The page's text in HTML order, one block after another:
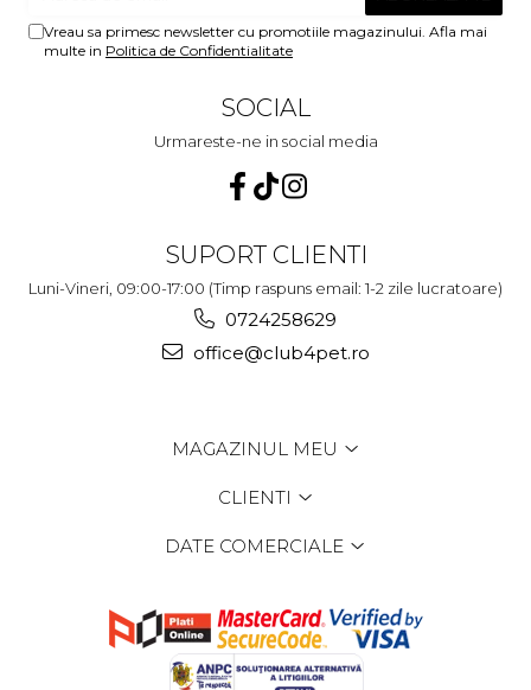
Vreau sa primesc newsletter cu promotiile magazinului. Afla mai
multe in Politica de Confidentialitate
SOCIAL
Urmareste-ne in social media
SUPORT CLIENTI
Luni-Vineri, 09:00-17:00 (Timp raspuns email: 1-2 zile lucratoare)
0724258629
office@club4pet.ro
MAGAZINUL MEU
CLIENTI
DATE COMERCIALE